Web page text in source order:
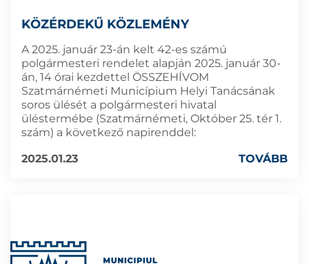
KÖZÉRDEKŰ KÖZLEMÉNY
A 2025. január 23-án kelt 42-es számú
polgármesteri rendelet alapján 2025. január 30-
án, 14 órai kezdettel ÖSSZEHÍVOM
Szatmárnémeti Municípium Helyi Tanácsának
soros ülését a polgármesteri hivatal
üléstermébe (Szatmárnémeti, Október 25. tér 1.
szám) a következő napirenddel:
2025.01.23
TOVÁBB